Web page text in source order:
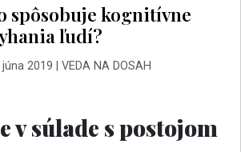
spôsobuje kognitívne
ľudí?
júna 2019 VEDA NA DOSAH
v súlade s postojom